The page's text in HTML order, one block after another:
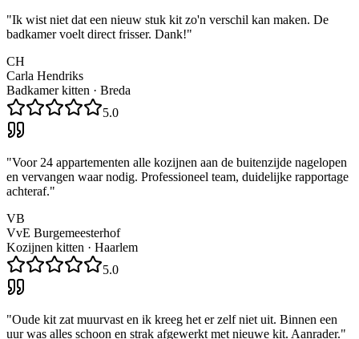
"Ik wist niet dat een nieuw stuk kit zo'n verschil kan maken. De
badkamer voelt direct frisser. Dank!"
CH
Carla Hendriks
Badkamer kitten · Breda
5.0
"Voor 24 appartementen alle kozijnen aan de buitenzijde nagelopen
en vervangen waar nodig. Professioneel team, duidelijke rapportage
achteraf."
VB
VvE Burgemeesterhof
Kozijnen kitten · Haarlem
5.0
"Oude kit zat muurvast en ik kreeg het er zelf niet uit. Binnen een
uur was alles schoon en strak afgewerkt met nieuwe kit. Aanrader."